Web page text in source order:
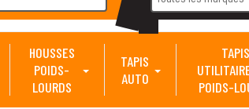
HOUSSES
POIDS-
LOURDS
TAPIS
AUTO
TAPIS
POIDS-